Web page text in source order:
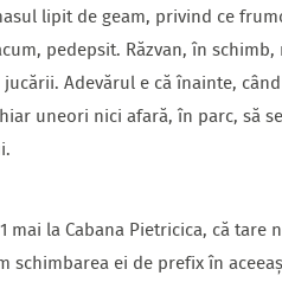
lipit de geam, privind ce
pedepsit. Răzvan, în
Adevărul e că înainte,
uneori nici afară, în parc, să
mai la Cabana Pietricica, că tare
schimbarea ei de prefix în